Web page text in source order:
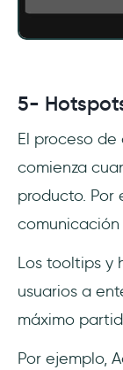
5-
El proceso
comienza
producto. Por
Los tooltips y
usuarios a
máximo
Por ejemplo,